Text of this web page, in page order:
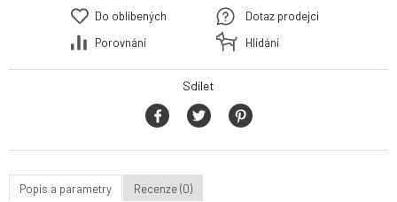
Do oblíbených
Porovnání
Dotaz prodejci
Hlídání
Sdílet
Popis a parametry Recenze (0)